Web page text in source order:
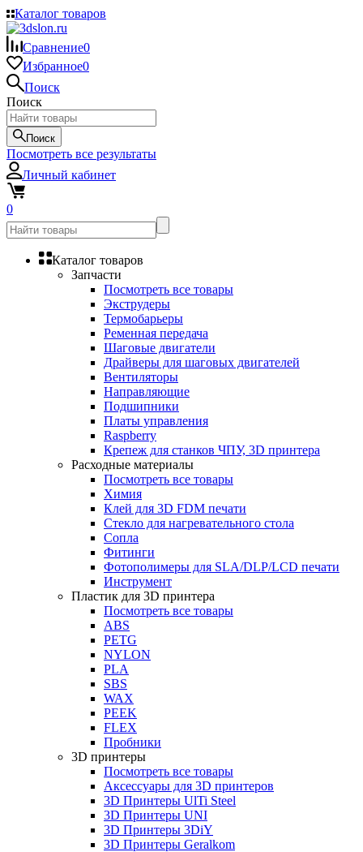
Каталог товаров
Сравнение0
Избранное0
Поиск
Поиск
Поиск
Посмотреть все результаты
Личный кабинет
0
Каталог товаров
Запчасти
Посмотреть все товары
Экструдеры
Термобарьеры
Ременная передача
Шаговые двигатели
Драйверы для шаговых двигателей
Вентиляторы
Направляющие
Подшипники
Платы управления
Raspberry
Крепеж для станков ЧПУ, 3D принтера
Расходные материалы
Посмотреть все товары
Химия
Клей для 3D FDM печати
Стекло для нагревательного стола
Сопла
Фитинги
Фотополимеры для SLA/DLP/LCD печати
Инструмент
Пластик для 3D принтера
Посмотреть все товары
ABS
PETG
NYLON
PLA
SBS
WAX
PEEK
FLEX
Пробники
3D принтеры
Посмотреть все товары
Аксессуары для 3D принтеров
3D Принтеры UlTi Steel
3D Принтеры UNI
3D Принтеры 3DiY
3D Принтеры Geralkom